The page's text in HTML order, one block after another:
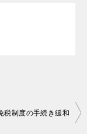
税制度の手続き緩和